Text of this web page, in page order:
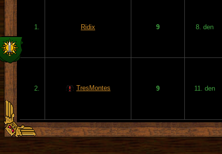
1. Ridix 9 8. den
2. TresMontes 9 11. den